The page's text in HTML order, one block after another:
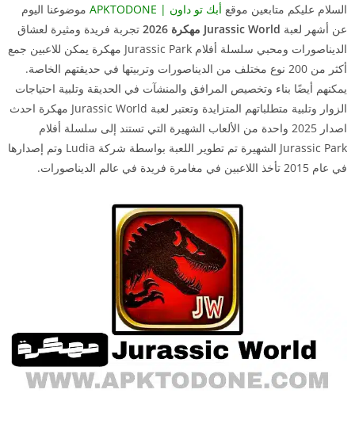
السلام عليكم متابعين موقع أبك تو داون | APKTODONE
موضوعنا اليوم
عن أشهر لعبة Jurassic World مهكرة 2026
تجربة فريدة ومثيرة لعشاق
الديناصورات ومحبي سلسلة أفلام Jurassic Park مهكرة يمكن للاعبين جمع
أكثر من 200 نوع مختلف من الديناصورات وتربيتها في حديقتهم الخاصة.
يمكنهم أيضًا بناء وتخصيص المرافق والمنشآت في الحديقة وتلبية احتياجات
الزوار وتلبية متطلباتهم المتزايدة وتعتبر لعبة Jurassic World مهكرة احدث
اصدار 2025 واحدة من الألعاب الشهيرة التي تستند إلى سلسلة أفلام
Jurassic Park الشهيرة تم تطوير اللعبة بواسطة شركة Ludia وتم إصدارها
في عام 2015 تأخذ اللاعبين في مغامرة فريدة في عالم الديناصورات.